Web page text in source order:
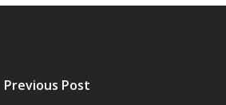
Previous Post